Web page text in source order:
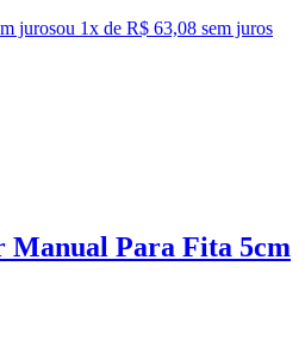
jurosou 1x de R$ 63,08 sem juros
Manual Para Fita 5cm